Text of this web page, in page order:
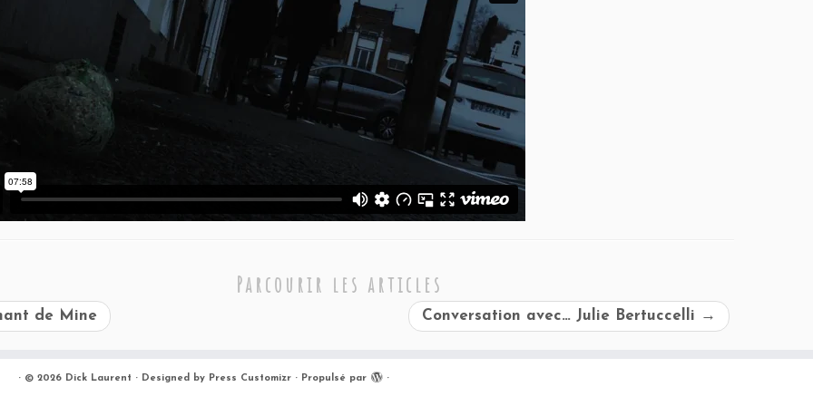
Parcourir les articles
de Mine Conversation avec… Julie Bertuccelli →
· © 2026 Dick Laurent · Designed by Press Customizr· Propulsé par ·